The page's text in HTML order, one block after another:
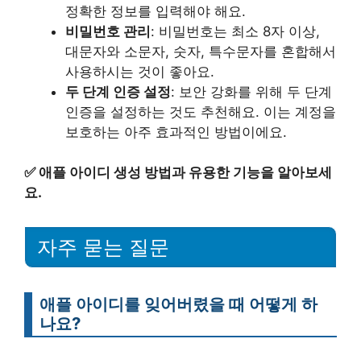
정확한 정보를 입력해야 해요.
비밀번호 관리: 비밀번호는 최소 8자 이상,
대문자와 소문자, 숫자, 특수문자를 혼합해서
사용하시는 것이 좋아요.
두 단계 인증 설정: 보안 강화를 위해 두 단계
인증을 설정하는 것도 추천해요. 이는 계정을
보호하는 아주 효과적인 방법이에요.
✅ 애플 아이디 생성 방법과 유용한 기능을 알아보세
요.
자주 묻는 질문
애플 아이디를 잊어버렸을 때 어떻게 하
나요?